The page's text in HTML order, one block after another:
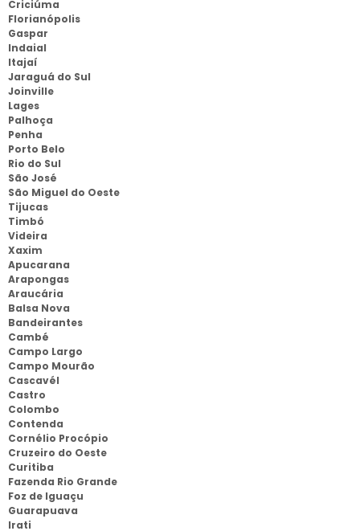
Criciúma
Florianópolis
Gaspar
Indaial
Itajaí
Jaraguá do Sul
Joinville
Lages
Palhoça
Penha
Porto Belo
Rio do Sul
São José
São Miguel do Oeste
Tijucas
Timbó
Videira
Xaxim
Apucarana
Arapongas
Araucária
Balsa Nova
Bandeirantes
Cambé
Campo Largo
Campo Mourão
Cascavél
Castro
Colombo
Contenda
Cornélio Procópio
Cruzeiro do Oeste
Curitiba
Fazenda Rio Grande
Foz de Iguaçu
Guarapuava
Irati